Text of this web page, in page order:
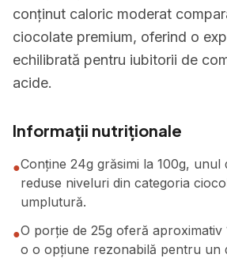
conținut caloric moderat
ciocolate premium, oferind o
echilibrată pentru iubitorii de
acide.
Informații nutriționale
●Conține 24g grăsimi la 100g, unul
reduse niveluri din categoria
umplutură.
●O porție de 25g oferă
o o opțiune rezonabilă pentru un